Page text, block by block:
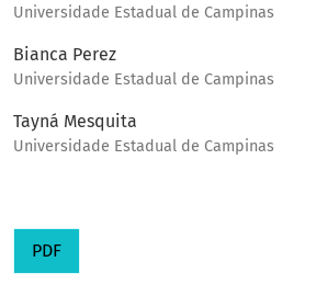
Universidade Estadual de Campinas
Bianca Perez
Universidade Estadual de Campinas
Tayná Mesquita
Universidade Estadual de Campinas
PDF